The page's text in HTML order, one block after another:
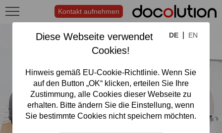
DE EN
Diese Webseite verwendet
Cookies!
Hinweis gemäß EU-Cookie-Richtlinie. Wenn Sie
auf den Button „OK“ klicken, erteilen Sie Ihre
Zustimmung, alle Cookies dieser Webseite zu
erhalten. Bitte ändern Sie die Einstellung, wenn
Sie bestimmte Cookies nicht speichern möchten.
Kontakt aufnehmen